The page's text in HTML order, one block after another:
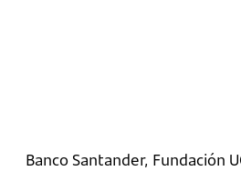
Banco Santander, Fundación